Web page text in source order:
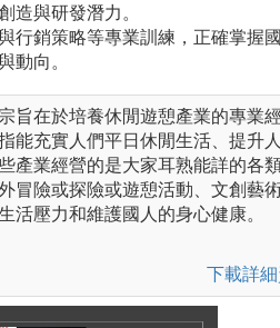
與研發潛力。
銷策略等專業訓練，正確掌握
動向。
旨在於培養休閒遊憩產業的專業
能充實人們平日休閒生活、提升
產業經營的是大家耳熟能詳的各
冒險或探險或遊憩活動、文創藝
活壓力和維護國人的身心健康。
下載詳